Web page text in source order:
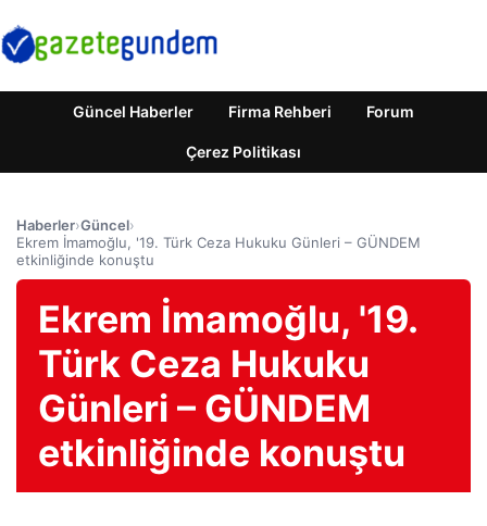
Güncel Haberler Firma Rehberi Forum
Çerez Politikası
Haberler›Güncel›
Ekrem İmamoğlu, '19. Türk Ceza Hukuku Günleri – GÜNDEM
etkinliğinde konuştu
Ekrem İmamoğlu, '19.
Türk Ceza Hukuku
Günleri – GÜNDEM
etkinliğinde konuştu